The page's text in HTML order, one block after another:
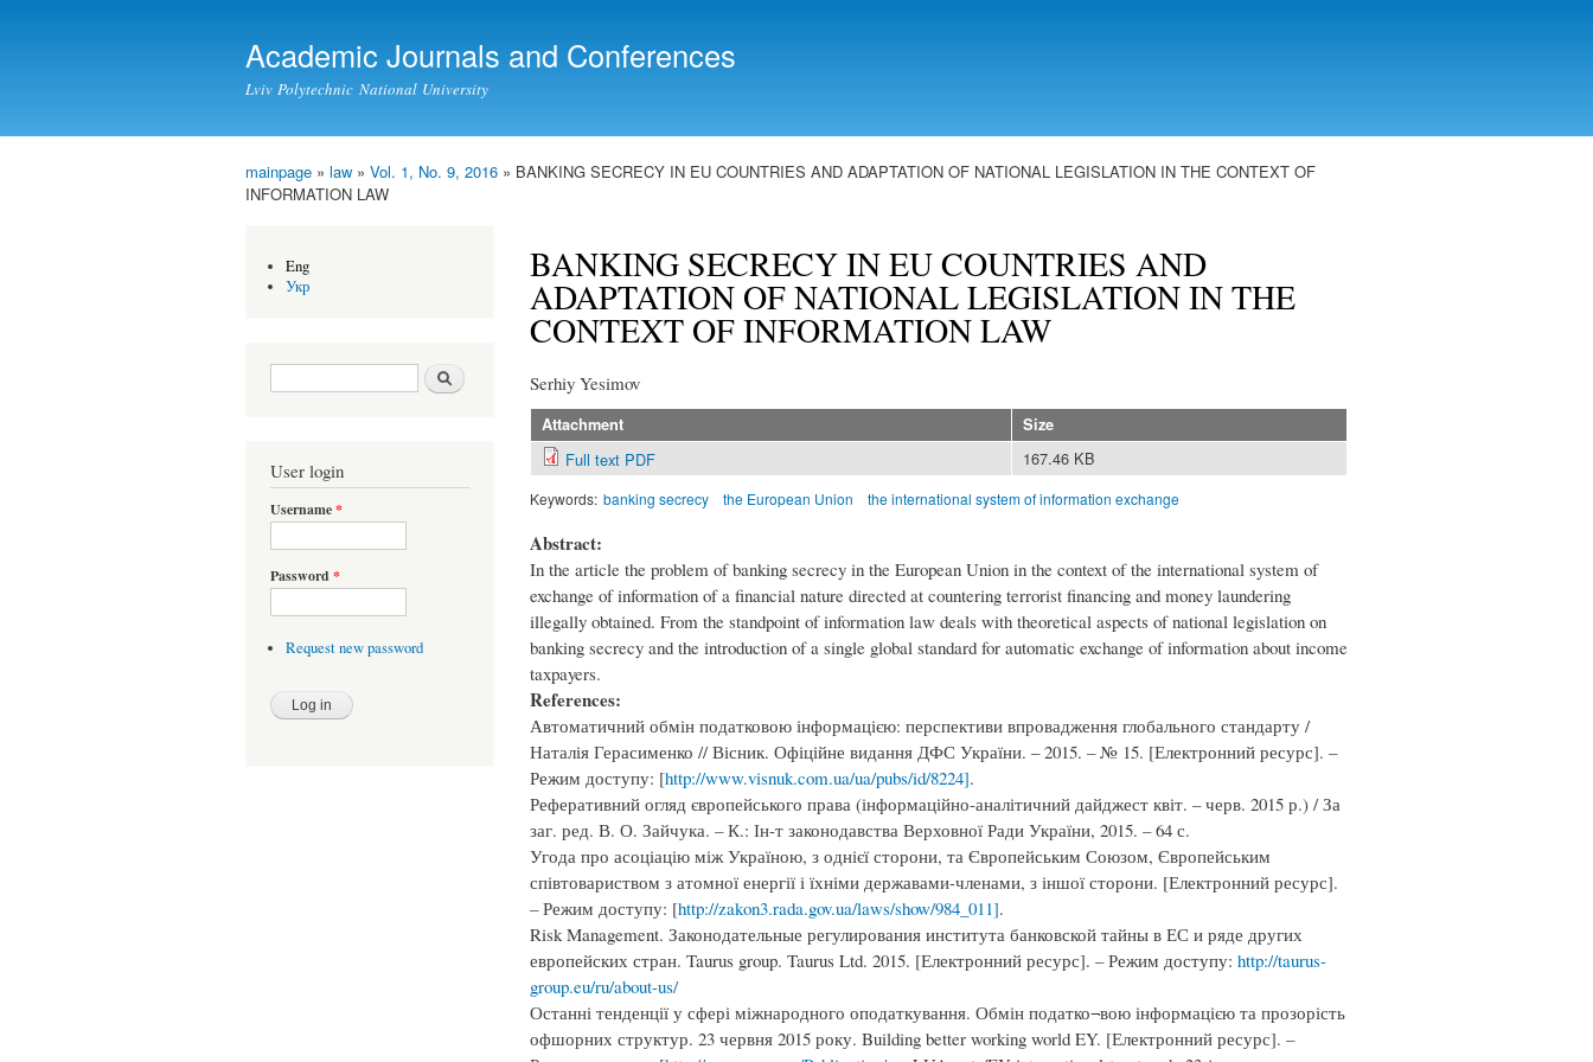
content
Academic Journals and Conferences
Lviv Polytechnic National University
You are here
mainpage » law » Vol. 1, No. 9, 2016 » BANKING SECRECY IN EU COUNTRIES AND ADAPTATION OF NATIONAL LEGISLATION IN THE CONTEXT OF
INFORMATION LAW
Eng
Укр
Search form Search
User login
Username*
Password *
Request new password
BANKING SECRECY IN EU COUNTRIES AND
ADAPTATION OF NATIONAL LEGISLATION IN THE
CONTEXT OF INFORMATION LAW
Serhiy Yesimov
Attachment Size
Full text PDF 167.46 KB
Keywords: banking secrecy the European Union the international system of information exchange
Abstract:
In the article the problem of banking secrecy in the European Union in the context of the international system of
exchange of information of a financial nature directed at countering terrorist financing and money laundering
illegally obtained. From the standpoint of information law deals with theoretical aspects of national legislation on
banking secrecy and the introduction of a single global standard for automatic exchange of information about income
taxpayers.
References:
Автоматичний обмін податковою інформацією: перспективи впровадження глобального стандарту /
Наталія Герасименко // Вісник. Офіційне видання ДФС України. – 2015. – № 15. [Електронний ресурс]. –
Режим доступу: [http://www.visnuk.com.ua/ua/pubs/id/8224].
Реферативний огляд європейського права (інформаційно-аналітичний дайджест квіт. – черв. 2015 р.) / За
заг. ред. В. О. Зайчука. – К.: Ін-т законодавства Верховної Ради України, 2015. – 64 с.
Угода про асоціацію між Україною, з однієї сторони, та Європейським Союзом, Європейським
співтовариством з атомної енергії і їхніми державами-членами, з іншої сторони. [Електронний ресурс].
– Режим доступу: [http://zakon3.rada.gov.ua/laws/show/984_011].
Risk Management. Законодательные регулирования института банковской тайны в ЕС и ряде других
европейских стран. Taurus group. Taurus Ltd. 2015. [Електронний ресурс]. – Режим доступу: http://taurus-
group.eu/ru/about-us/
Останні тенденції у сфері міжнародного оподаткування. Обмін податко¬вою інформацією та прозорість
офшорних структур. 23 червня 2015 року. Building better working world EY. [Електронний ресурс]. –